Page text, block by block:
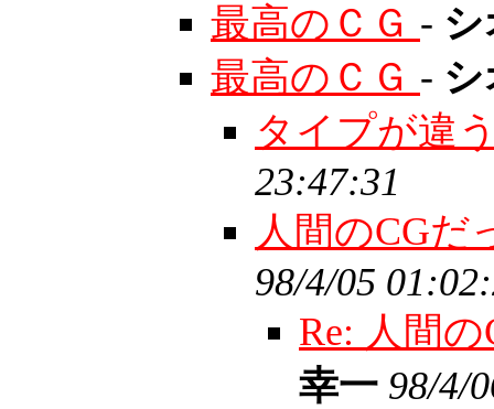
最高のＣＧ -
最高のＣＧ -
タイプが違
23:47:31
人間のCG
98/4/05
Re: 人間
幸一 98/4/